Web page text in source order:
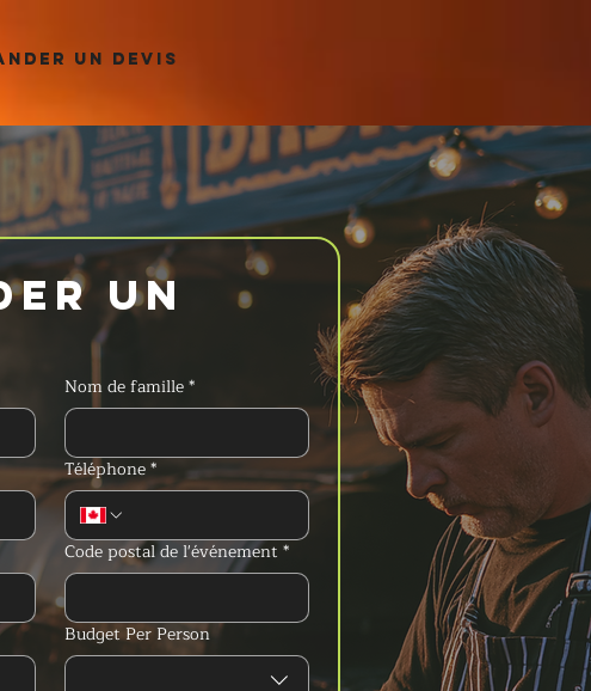
UN DEVIS
un
Nom de famille*
Téléphone*
Code postal de l'événement *
Budget Per Person